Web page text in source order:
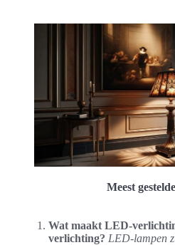
Meest
Wat maakt LED-
verlichting? LED-lampen